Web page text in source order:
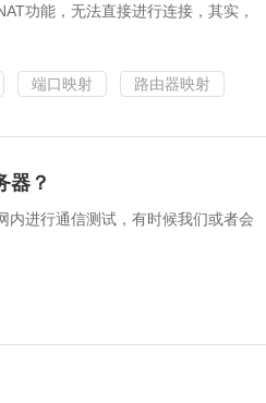
功能，无法直接进行连接，其实，
端口映射 路由器映射
器？
内进行通信测试，有时候我们或者会